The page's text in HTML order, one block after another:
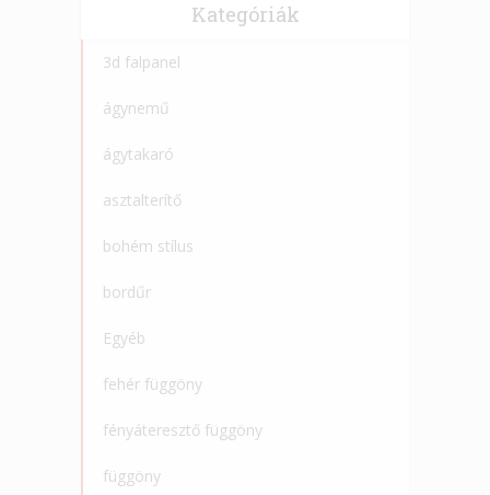
Kategóriák
3d falpanel
ágynemű
ágytakaró
asztalterítő
bohém stílus
bordűr
Egyéb
fehér függöny
fényáteresztő függöny
függöny